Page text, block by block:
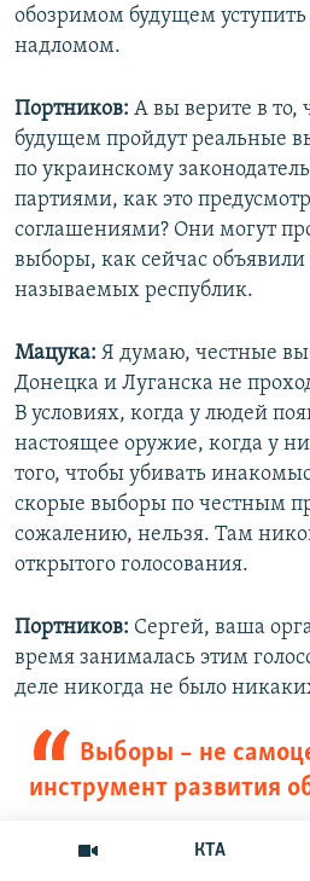
КТА
обозримом будущем уступить
надломом.
Портников: А вы верите в
будущем пройдут реальные
по украинскому
партиями, как это
соглашениями? Они могут
выборы, как сейчас
называемых республик.
Мацука: Я думаю, честные
Донецка и Луганска не
В условиях, когда у людей
настоящее оружие, когда у
того, чтобы убивать
скорые выборы по честным
сожалению, нельзя. Там
открытого голосования.
Портников: Сергей, ваша
время занималась этим
деле никогда не было
Выборы – не
инструмент развития
Ткаченко:
Ростки были. В